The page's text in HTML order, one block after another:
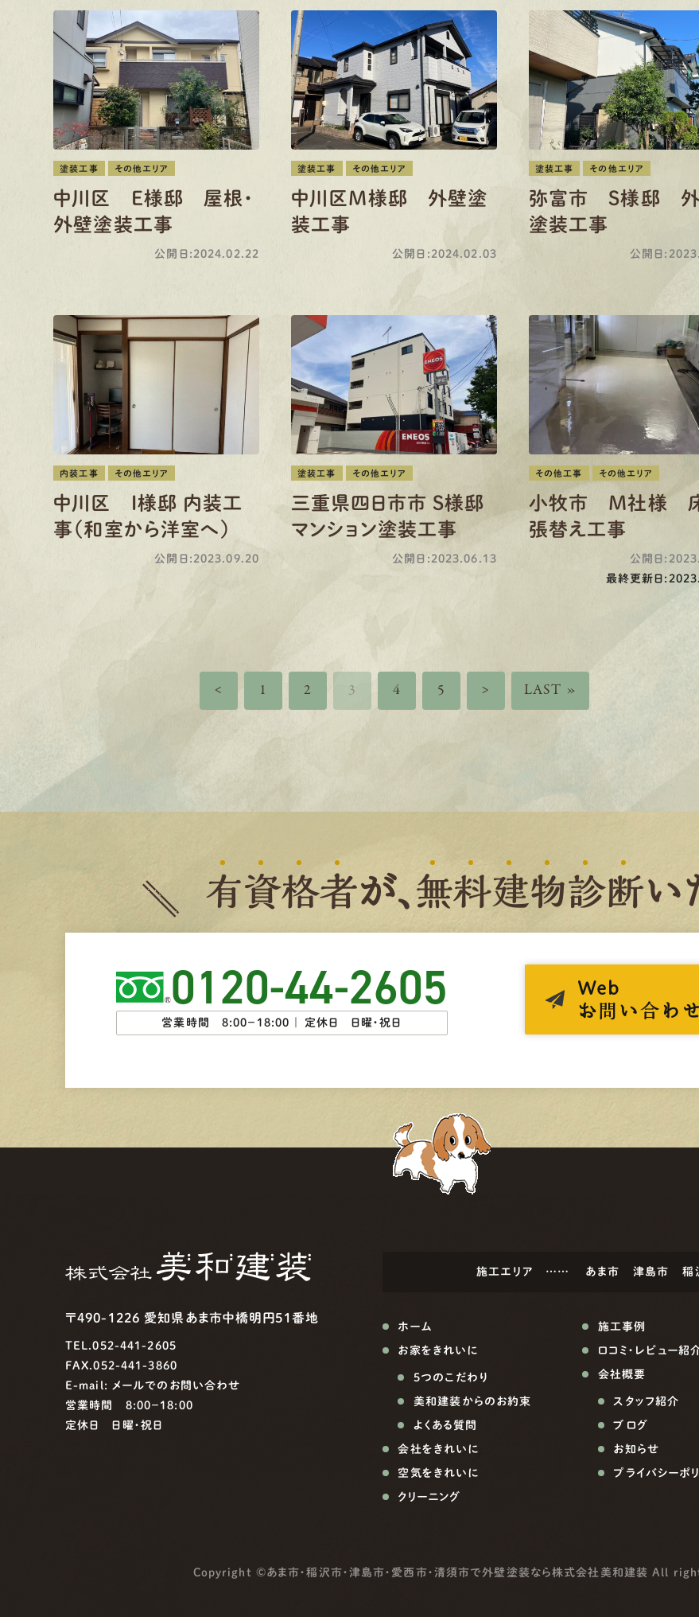
塗装工事 その他エリア
中川区 E様邸 屋根・
外壁塗装工事
公開日:2024.02.22
塗装工事 その他エリア
中川区M様邸 外壁塗
装工事
公開日:2024.02.03
塗装工事 その他エリア
弥富市 S様邸
塗装工事
公開日
内装工事 その他エリア
中川区 I様邸 内装工
事（和室から洋室へ）
公開日:2023.09.20
塗装工事 その他エリア
三重県四日市市 S様邸
マンション塗装工事
公開日:2023.06.13
その他工事 その他エリア
小牧市 M社様
張替え工事
公開日
最終更新日
< 1 2 3 4 5 > LAST »
有資格者が、 無料建物診断い
0120-44-2605
営業時間 8:00−18:00 ｜ 定休日 日曜・祝日
Web
お問い合わせ
〒490-1226 愛知県あま市中橋明円51番地
TEL.052-441-2605
FAX.052-441-3860
E-mail: メールでのお問い合わせ
営業時間 8:00−18:00
定休日 日曜・祝日
施工エリア …… あま市 津島市 稲
ホーム
お家をきれいに
5つのこだわり
美和建装からのお約束
よくある質問
会社をきれいに
空気をきれいに
クリーニング
施工事例
口コミ・レビュー紹
会社概要
スタッフ紹介
ブログ
お知らせ
プライバシーポ
Copyright ©あま市・稲沢市・津島市・愛西市・清須市で外壁塗装なら株式会社美和建装 All